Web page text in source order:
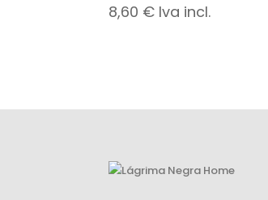
8,60 € Iva incl.